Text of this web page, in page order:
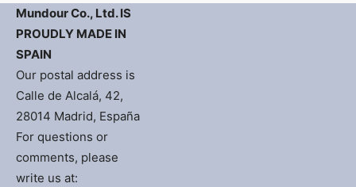
Mundour Co., Ltd. IS
PROUDLY MADE IN
SPAIN
Our postal address is
Calle de Alcalá, 42,
28014 Madrid, España
For questions or
comments, please
write us at: